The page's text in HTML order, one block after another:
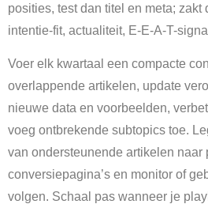
posities, test dan titel en meta; zakt
intentie-fit, actualiteit, E-E-A-T-
Voer elk kwartaal een compacte
overlappende artikelen, update
nieuwe data en voorbeelden,
voeg ontbrekende subtopics toe.
van ondersteunende artikelen naar
conversiepagina’s en monitor of
volgen. Schaal pas wanneer je